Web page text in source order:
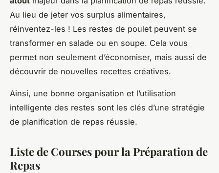
Au lieu de jeter vos surplus alimentaires,
réinventez-les ! Les restes de poulet peuvent se
transformer en salade ou en soupe. Cela vous
permet non seulement d’économiser, mais aussi de
découvrir de nouvelles recettes créatives.
Ainsi, une bonne organisation et l’utilisation
intelligente des restes sont les clés d’une stratégie
de planification de repas réussie.
Liste de Courses pour la Préparation de
Repas